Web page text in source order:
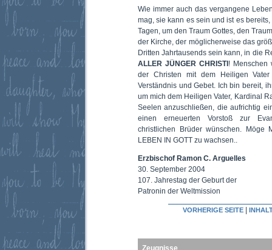
Wie immer auch das vergangene
mag, sie kann es sein und ist es
Tagen, um den Traum Gottes, den
der Kirche, der möglicherweise das
Dritten Jahrtausends sein kann, in die
ALLER JÜNGER CHRISTI ! Menschen
der Christen mit dem Heiligen
Verständnis und Gebet. Ich bin bereit,
um mich dem Heiligen Vater, Kardinal
Seelen anzuschließen, die aufrichtig
einen erneuerten Vorstoß zur
christlichen Brüder wünschen. Möge
LEBEN IN GOTT zu wachsen..
Erzbischof Ramon C. Arguelles
30. September 2004
107. Jahrestag der Geburt der
Patronin der Weltmission
VORHERIGE SEITE|
Zeugnisse